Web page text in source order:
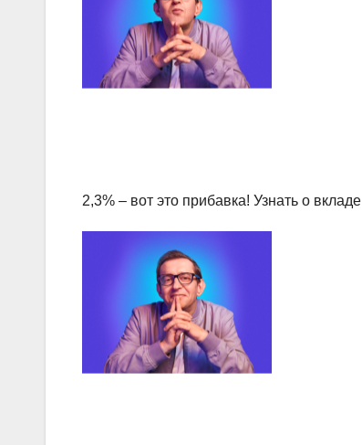
2,3% – вот это прибавка! Узнать о вкладе